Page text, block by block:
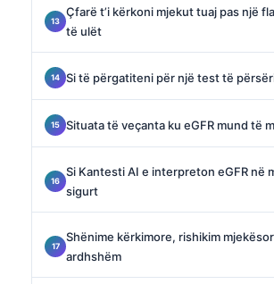
Çfarë t’i kërkoni mjekut tuaj pas një
të ulët
Si të përgatiteni për një test të
Situata të veçanta ku eGFR mund të
Si Kantesti AI e interpreton eGFR në
sigurt
Shënime kërkimore, rishikim
ardhshëm